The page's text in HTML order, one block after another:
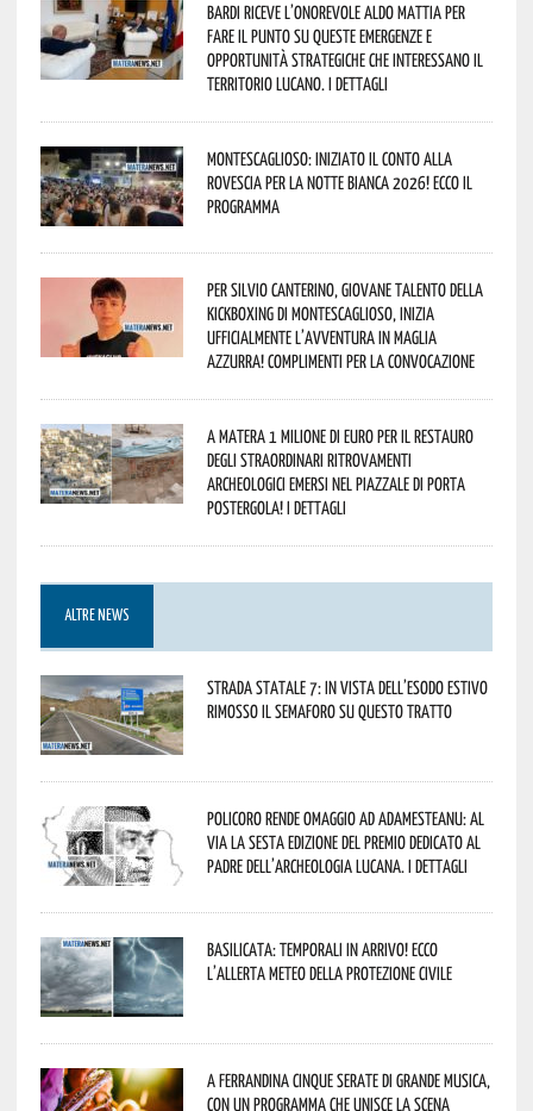
Bardi riceve l’onorevole Aldo Mattia per
fare il punto su queste emergenze e
opportunità strategiche che interessano il
territorio lucano. I dettagli
Montescaglioso: iniziato il conto alla
rovescia per la Notte Bianca 2026! Ecco il
programma
Per Silvio Canterino, giovane talento della
kickboxing di Montescaglioso, inizia
ufficialmente l’avventura in maglia
azzurra! Complimenti per la convocazione
A Matera 1 milione di euro per il restauro
degli straordinari ritrovamenti
archeologici emersi nel piazzale di Porta
Postergola! I dettagli
ALTRE NEWS
Strada statale 7: in vista dell’esodo estivo
rimosso il semaforo su questo tratto
Policoro rende omaggio ad Adamesteanu: al
via la sesta edizione del Premio dedicato al
padre dell’archeologia lucana. I dettagli
Basilicata: temporali in arrivo! Ecco
l’allerta meteo della Protezione civile
A Ferrandina cinque serate di grande musica,
con un programma che unisce la scena